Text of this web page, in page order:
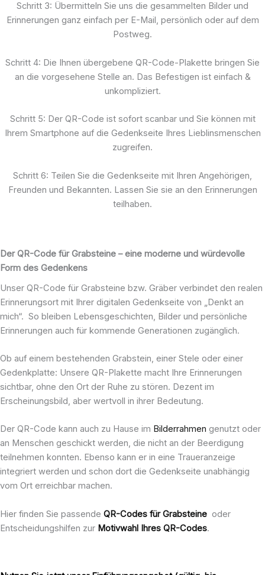
Schritt 3: Übermitteln Sie uns die gesammelten Bilder und
Erinnerungen ganz einfach per E-Mail, persönlich oder auf dem
Postweg.
Schritt 4: Die Ihnen übergebene QR-Code-Plakette bringen Sie
an die vorgesehene Stelle an. Das Befestigen ist einfach &
unkompliziert.
Schritt 5: Der QR-Code ist sofort scanbar und Sie können mit
Ihrem Smartphone auf die Gedenkseite Ihres Lieblinsmenschen
zugreifen.
Schritt 6: Teilen Sie die Gedenkseite mit Ihren Angehörigen,
Freunden und Bekannten. Lassen Sie sie an den Erinnerungen
teilhaben.
Der QR-Code für Grabsteine – eine moderne und würdevolle
Form des Gedenkens
Unser QR-Code für Grabsteine bzw. Gräber verbindet den realen
Erinnerungsort mit Ihrer digitalen Gedenkseite von „Denkt an
mich“. So bleiben Lebensgeschichten, Bilder und persönliche
Erinnerungen auch für kommende Generationen zugänglich.
Ob auf einem bestehenden Grabstein, einer Stele oder einer
Gedenkplatte: Unsere QR-Plakette macht Ihre Erinnerungen
sichtbar, ohne den Ort der Ruhe zu stören. Dezent im
Erscheinungsbild, aber wertvoll in ihrer Bedeutung.
Der QR-Code kann auch zu Hause im Bilderrahmen genutzt oder
an Menschen geschickt werden, die nicht an der Beerdigung
teilnehmen konnten. Ebenso kann er in eine Traueranzeige
integriert werden und schon dort die Gedenkseite unabhängig
vom Ort erreichbar machen.
Hier finden Sie passende QR-Codes für Grabsteine oder
Entscheidungshilfen zur Motivwahl Ihres QR-Codes.